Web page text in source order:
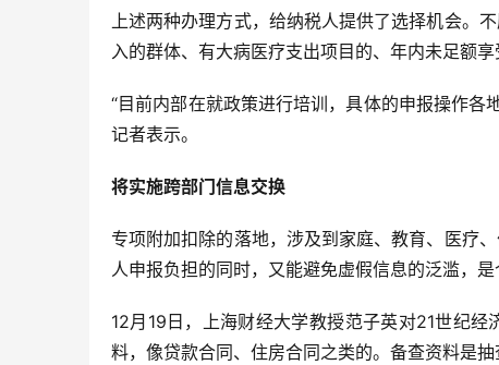
上述两种办理方式，给纳税人提供了选择机会。
入的群体、有大病医疗支出项目的、年内未足额
“目前内部在就政策进行培训，具体的申报操作各
记者表示。
将实施跨部门信息交换
专项附加扣除的落地，涉及到家庭、教育、医疗
人申报负担的同时，又能避免虚假信息的泛滥，是
12月19日，上海财经大学教授范子英对21世纪
料，像贷款合同、住房合同之类的。备查资料是